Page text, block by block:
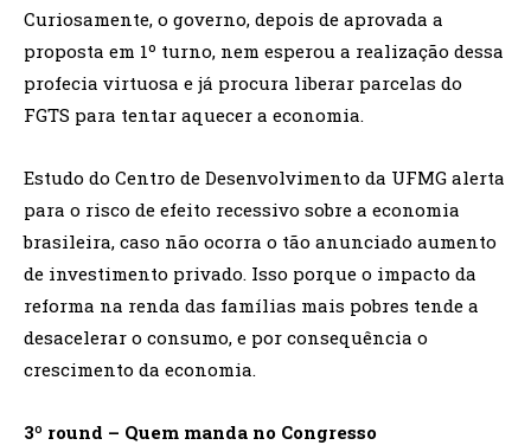
Curiosamente, o governo, depois de aprovada a
proposta em 1º turno, nem esperou a realização dessa
profecia virtuosa e já procura liberar parcelas do
FGTS para tentar aquecer a economia.
Estudo do Centro de Desenvolvimento da UFMG alerta
para o risco de efeito recessivo sobre a economia
brasileira, caso não ocorra o tão anunciado aumento
de investimento privado. Isso porque o impacto da
reforma na renda das famílias mais pobres tende a
desacelerar o consumo, e por consequência o
crescimento da economia.
3º round – Quem manda no Congresso